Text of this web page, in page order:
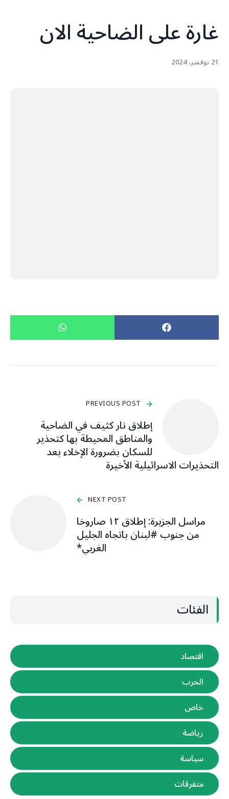
غارة على الضاحية الان
21 نوفمبر، 2024
PREVIOUS POST
إطلاق نار كثيف في الضاحية
والمناطق المحيطة بها كتحذير
للسكان بضرورة الإخلاء بعد
التحذيرات الاسرائيلية الأخيرة
NEXT POST
مراسل الجزيرة: إطلاق ١٢ صاروخا
من جنوب #لبنان باتجاه الجليل
الغربي*
الفئات
اقتصاد
الحرب
خاص
رياضة
سياسة
متفرقات